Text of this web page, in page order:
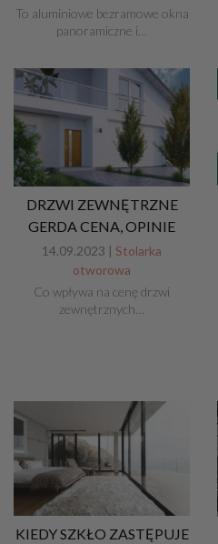
To aluminiowe bezramowe okna
panoramiczne i…
DRZWI ZEWNĘTRZNE
GERDA CENA, OPINIE
14.09.2023 | Stolarka
otworowa
Co wpływa na cenę drzwi
zewnętrznych…
KIEDY SZKŁO ZASTĘPUJE